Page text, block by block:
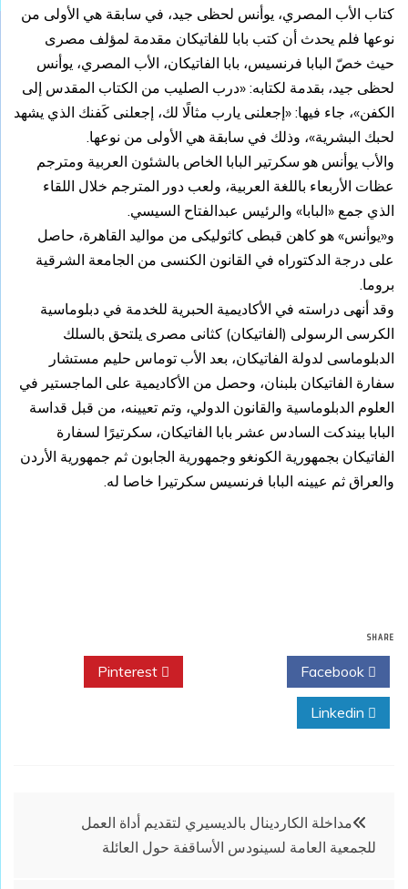
كتاب الأب المصري، يوأنس لحظى جيد، في سابقة هي الأولى من
نوعها فلم يحدث أن كتب بابا للفاتيكان مقدمة لمؤلف مصرى
حيث خصّ البابا فرنسيس، بابا الفاتيكان، الأب المصري، يوأنس
لحظى جيد، بقدمة لكتابه: «درب الصليب من الكتاب المقدس إلى
الكفن»، جاء فيها: «إجعلنى يارب مثالًا لك، إجعلنى كَفنك الذي يشهد
لحبك البشرية»، وذلك في سابقة هي الأولى من نوعها.
والأب يوأنس هو سكرتير البابا الخاص بالشئون العربية ومترجم
عظات الأربعاء باللغة العربية، ولعب دور المترجم خلال اللقاء
الذي جمع «البابا» والرئيس عبدالفتاح السيسي.
و«يوأنس» هو كاهن قبطى كاثوليكى من مواليد القاهرة، حاصل
على درجة الدكتوراه في القانون الكنسى من الجامعة الشرقية
بروما.
وقد أنهى دراسته في الأكاديمية الحبرية للخدمة في دبلوماسية
الكرسى الرسولى (الفاتيكان) كثانى مصرى يلتحق بالسلك
الدبلوماسى لدولة الفاتيكان، بعد الأب توماس حليم مستشار
سفارة الفاتيكان بلبنان، وحصل من الأكاديمية على الماجستير في
العلوم الدبلوماسية والقانون الدولي، وتم تعيينه، من قبل قداسة
البابا بيندكت السادس عشر بابا الفاتيكان، سكرتيرًا لسفارة
الفاتيكان بجمهورية الكونغو وجمهورية الجابون ثم جمهورية الأردن
والعراق ثم عيينه البابا فرنسيس سكرتيرا خاصا له.
SHARE
تصفّح
المقالات
مداخلة الكاردينال بالديسيري لتقديم أداة العمل
للجمعية العامة لسينودس الأساقفة حول العائلة